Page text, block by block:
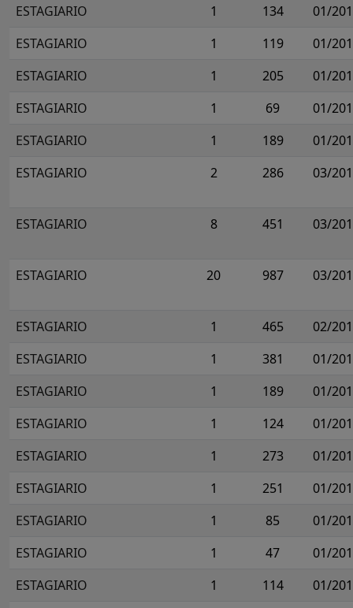
ESTAGIARIO
1 134
01/
ESTAGIARIO
1 119
01/
ESTAGIARIO
1 205
01/
ESTAGIARIO
1 69
01/
ESTAGIARIO
1 189
01/
ESTAGIARIO
2 286 03/
ESTAGIARIO 8 451 03/
ESTAGIARIO 20 987 03/
ESTAGIARIO 1 465
02/
ESTAGIARIO
1 381
01/
ESTAGIARIO
1 189
01/
ESTAGIARIO
1 124
01/
ESTAGIARIO
1 273
01/
ESTAGIARIO
1 251
01/
ESTAGIARIO
1 85
01/
ESTAGIARIO
1 47
01/
ESTAGIARIO
1 114
01/